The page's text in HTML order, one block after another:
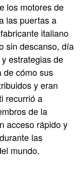
los motores de
las puertas a
italiano
sin descanso, día
estrategias de
de cómo sus
y eran
recurrió a
de la
acceso rápido y
las
mundo.